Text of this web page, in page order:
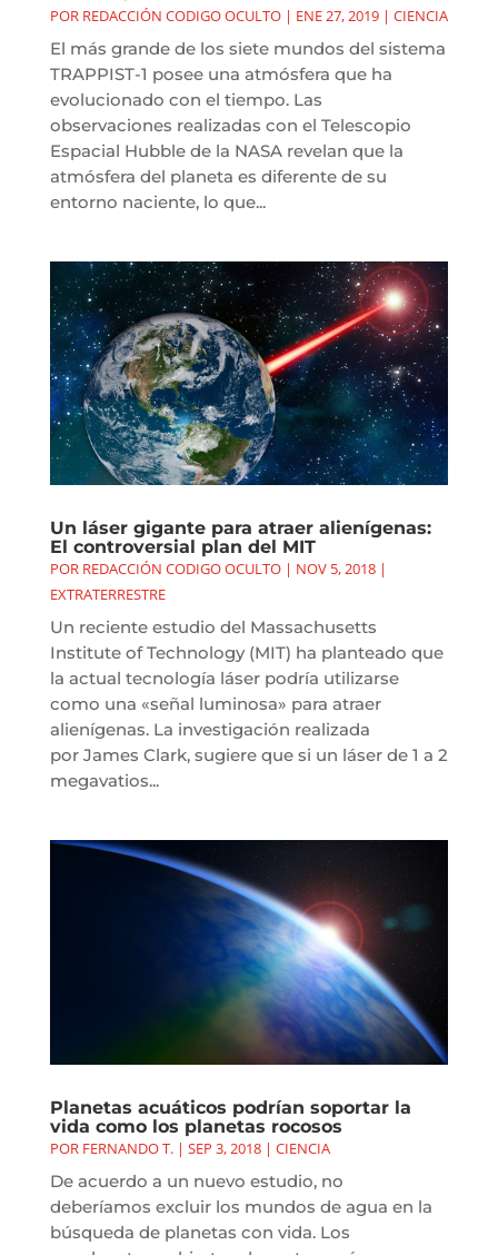
POR REDACCIÓN CODIGO OCULTO| ENE 27, 2019| CIENCIA
El más grande de los siete mundos del sistema
TRAPPIST-1 posee una atmósfera que ha
evolucionado con el tiempo. Las
observaciones realizadas con el Telescopio
Espacial Hubble de la NASA revelan que la
atmósfera del planeta es diferente de su
entorno naciente, lo que...
Un láser gigante para atraer alienígenas:
El controversial plan del MIT
POR REDACCIÓN CODIGO OCULTO| NOV 5, 2018|
EXTRATERRESTRE
Un reciente estudio del Massachusetts
Institute of Technology (MIT) ha planteado que
la actual tecnología láser podría utilizarse
como una «señal luminosa» para atraer
alienígenas. La investigación realizada
por James Clark, sugiere que si un láser de 1 a 2
megavatios...
Planetas acuáticos podrían soportar la
vida como los planetas rocosos
POR FERNANDO T.| SEP 3, 2018| CIENCIA
De acuerdo a un nuevo estudio, no
deberíamos excluir los mundos de agua en la
búsqueda de planetas con vida. Los